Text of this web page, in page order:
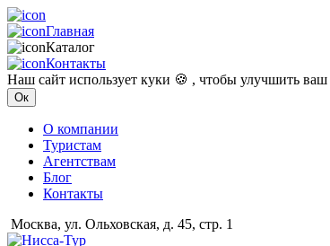
Главная
Каталог
Контакты
Наш сайт использует куки 🍪 , чтобы улучшить
Ок
О компании
Туристам
Агентствам
Блог
Контакты
Москва, ул. Ольховская, д. 45, стр. 1